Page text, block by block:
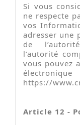
Si vous
ne respecte
vos
adresser une
de
l’autorité
vous pouvez
https://
Article 12 -